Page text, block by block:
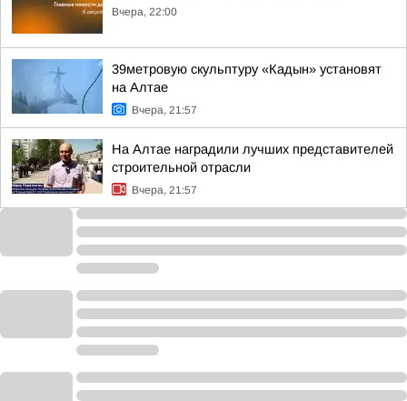
Вчера, 22:00
39метровую скульптуру «Кадын» установят
на Алтае
Вчера, 21:57
На Алтае наградили лучших представителей
строительной отрасли
Вчера, 21:57